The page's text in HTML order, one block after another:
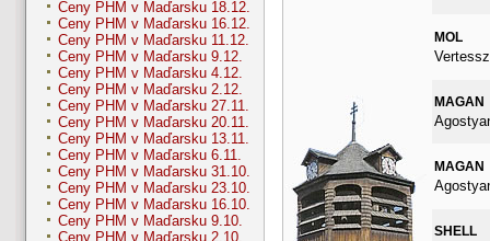
Ceny PHM v Maďarsku 18.12.
Ceny PHM v Maďarsku 16.12.
Ceny PHM v Maďarsku 11.12.
Ceny PHM v Maďarsku 9.12.
Ceny PHM v Maďarsku 4.12.
Ceny PHM v Maďarsku 2.12.
Ceny PHM v Maďarsku 27.11.
Ceny PHM v Maďarsku 20.11.
Ceny PHM v Maďarsku 13.11.
Ceny PHM v Maďarsku 6.11.
Ceny PHM v Maďarsku 31.10.
Ceny PHM v Maďarsku 23.10.
Ceny PHM v Maďarsku 16.10.
Ceny PHM v Maďarsku 9.10.
Ceny PHM v Maďarsku 2.10.
MOL
MAGAN
MAGAN
SHELL